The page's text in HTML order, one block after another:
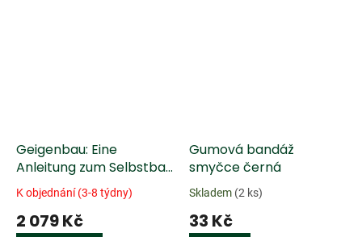
Geigenbau: Eine
Anleitung zum Selbstbau
von Violine und Viola
K objednání (3-8 týdny)
2 079 Kč
Gumová bandáž
smyčce černá
Skladem (2 ks)
33 Kč